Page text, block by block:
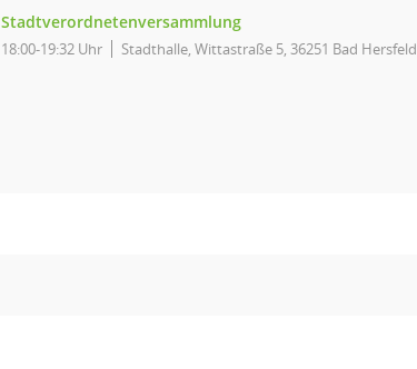
Stadtverordnetenversammlung
18:00-19:32 Uhr Stadthalle, Wittastraße 5, 36251 Bad Hersfeld